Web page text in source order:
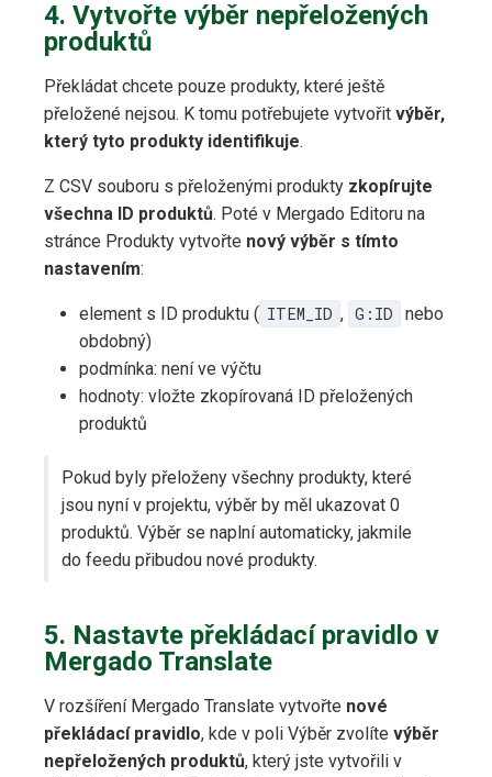
4. Vytvořte výběr nepřeložených
produktů
Překládat chcete pouze produkty, které ještě
přeložené nejsou. K tomu potřebujete vytvořit výběr,
který tyto produkty identifikuje.
Z CSV souboru s přeloženými produkty zkopírujte
všechna ID produktů. Poté v Mergado Editoru na
stránce Produkty vytvořte nový výběr s tímto
nastavením:
element s ID produktu ( ITEM_ID , G:ID
nebo
obdobný)
podmínka: není ve výčtu
hodnoty: vložte zkopírovaná ID přeložených
produktů
Pokud byly přeloženy všechny produkty, které
jsou nyní v projektu, výběr by měl ukazovat 0
produktů. Výběr se naplní automaticky, jakmile
do feedu přibudou nové produkty.
5. Nastavte překládací pravidlo v
Mergado Translate
V rozšíření Mergado Translate vytvořte nové
překládací pravidlo, kde v poli Výběr zvolíte výběr
nepřeložených produktů, který jste vytvořili v